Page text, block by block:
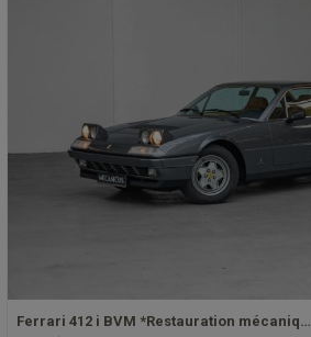
Ferrari 412 i BVM *Restauration mécaniq…